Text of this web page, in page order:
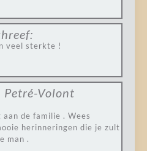
veel sterkte !
Petré-Volont
de familie . Wees
herinneringen die je zult
man .